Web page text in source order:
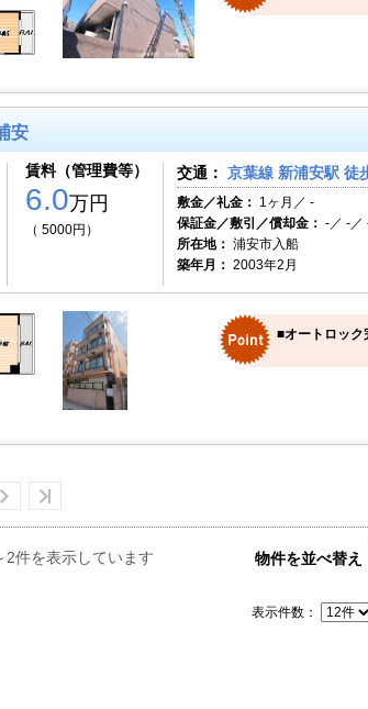
安
賃料（管理費等）
6.0万円
（ 5000円）
交通： 京葉線 新浦安駅 徒
敷金／礼金： 1ヶ月／ -
保証金／敷引／償却金： -／ -／
所在地： 浦安市入船
築年月： 2003年2月
■オートロック
物件を並べ替え
表示件数：
2件を表示しています